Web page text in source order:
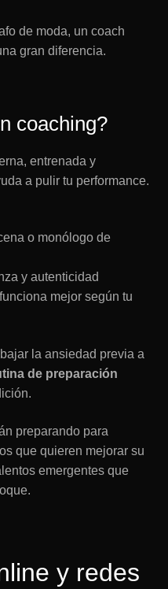
de moda, un coach
gran diferencia.
coaching?
entrenada y
a pulir tu performance.
o monólogo de
y autenticidad
mejor según tu
la ansiedad previa a
de preparación
preparando para
que quieren mejorar su
emergentes que
y redes